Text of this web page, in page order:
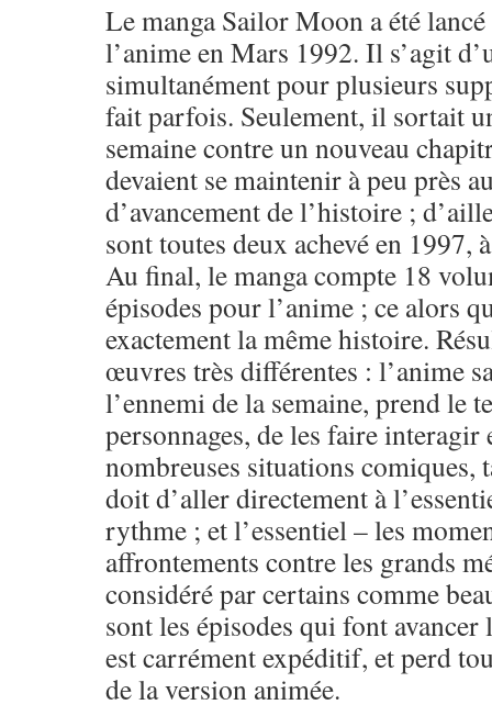
Le manga Sailor Moon a été
l’anime en Mars 1992. Il s’agit
simultanément pour plusieurs
fait parfois. Seulement, il sortait
semaine contre un nouveau
devaient se maintenir à peu près
d’avancement de l’histoire ;
sont toutes deux achevé en 1997,
Au final, le manga compte 18
épisodes pour l’anime ; ce alors
exactement la même histoire.
œuvres très différentes : l’anime
l’ennemi de la semaine, prend le
personnages, de les faire interagir
nombreuses situations comiques,
doit d’aller directement à
rythme ; et l’essentiel – les
affrontements contre les grands
considéré par certains comme
sont les épisodes qui font
est carrément expéditif, et perd
de la version animée.